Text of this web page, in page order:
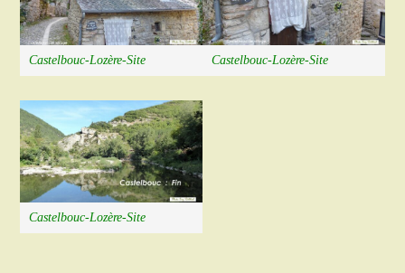
Castelbouc-Lozère-Site Castelbouc-Lozère-Site
Castelbouc-Lozère-Site